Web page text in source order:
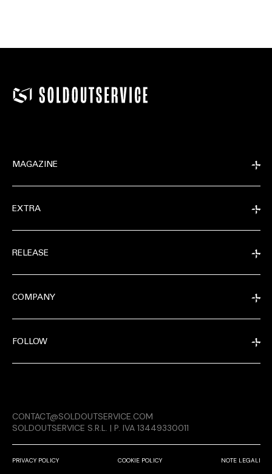
RELEASE
MAGAZINE
EXTRA
RELEASE
COMPANY
FOLLOW
PRIVACY POLICY COOKIE POLICY NOTE LEGALI
CONTACT@SOLDOUTSERVICE.COM
SOLDOUTSERVICE S.R.L. | P. IVA 13449330011